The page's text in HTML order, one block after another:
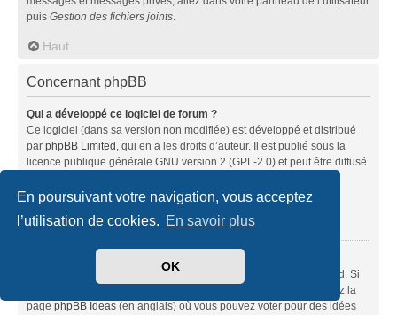
En poursuivant votre navigation, vous acceptez
l’utilisation de cookies. En savoir plus
OK
puis Gestion des fichiers joints.
Haut
Concernant phpBB
Qui a développé ce logiciel de forum ?
Ce logiciel (dans sa version non modifiée) est développé et distribué
par phpBB Limited, qui en a les droits d’auteur. Il est publié sous la
licence publique générale GNU version 2 (GPL-2.0) et peut être diffusé
À propos de phpBB» (en anglais).
Haut
Ce logiciel a été développé et mis sous licence par phpBB Limited. Si
vous pensez qu’une fonctionnalité nécessite d’être ajoutée, visitez la
page phpBB Ideas (en anglais) où vous pouvez voter pour des idées